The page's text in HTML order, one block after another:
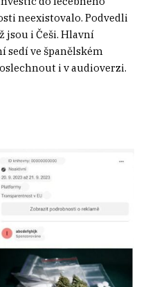
neexistovalo. Podvedli
jsou i Češi. Hlavní
sedí ve španělském
i v audioverzi.